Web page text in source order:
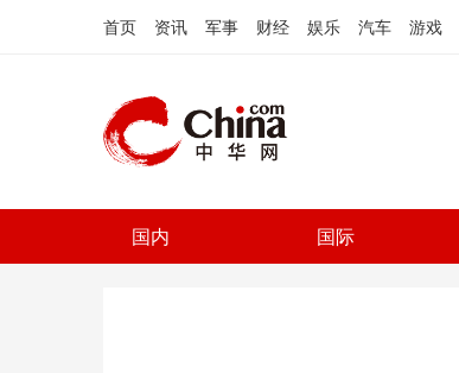
首页 资讯 军事 财经 娱乐 汽车 游戏
国内 国际